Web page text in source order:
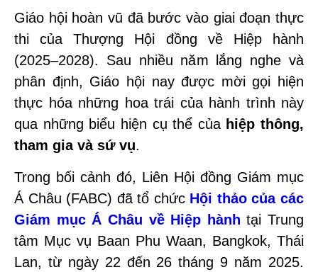
Giáo hội hoàn vũ đã bước vào giai đoạn thực
thi của Thượng Hội đồng về Hiệp hành
(2025–2028). Sau nhiều năm lắng nghe và
phân định, Giáo hội nay được mời gọi hiện
thực hóa những hoa trái của hành trình này
qua những biểu hiện cụ thể của hiệp thông,
tham gia và sứ vụ.
Trong bối cảnh đó, Liên Hội đồng Giám mục
Á Châu (FABC) đã tổ chức Hội thảo của các
Giám mục Á Châu về Hiệp hành tại Trung
tâm Mục vụ Baan Phu Waan, Bangkok, Thái
Lan, từ ngày 22 đến 26 tháng 9 năm 2025.